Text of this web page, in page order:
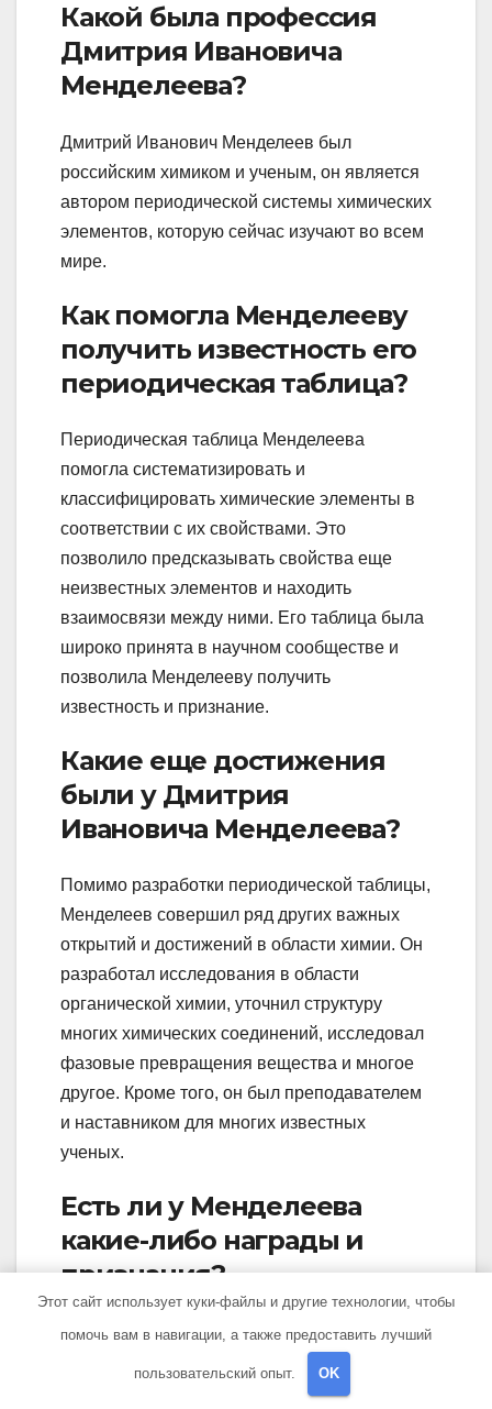
Какой была профессия
Дмитрия Ивановича
Менделеева?
Дмитрий Иванович Менделеев был
российским химиком и ученым, он является
автором периодической системы химических
элементов, которую сейчас изучают во всем
мире.
Как помогла Менделееву
получить известность его
периодическая таблица?
Периодическая таблица Менделеева
помогла систематизировать и
классифицировать химические элементы в
соответствии с их свойствами. Это
позволило предсказывать свойства еще
неизвестных элементов и находить
взаимосвязи между ними. Его таблица была
широко принята в научном сообществе и
позволила Менделееву получить
известность и признание.
Какие еще достижения
были у Дмитрия
Ивановича Менделеева?
Помимо разработки периодической таблицы,
Менделеев совершил ряд других важных
открытий и достижений в области химии. Он
разработал исследования в области
органической химии, уточнил структуру
многих химических соединений, исследовал
фазовые превращения вещества и многое
другое. Кроме того, он был преподавателем
и наставником для многих известных
ученых.
Есть ли у Менделеева
какие-либо награды и
признания?
Да, у Менделеева было множество наград и
признаний. Он был награжден медалями,
орденами и почетными званиями различных
Этот сайт использует куки-файлы и другие технологии, чтобы
помочь вам в навигации, а также предоставить лучший
пользовательский опыт. OK